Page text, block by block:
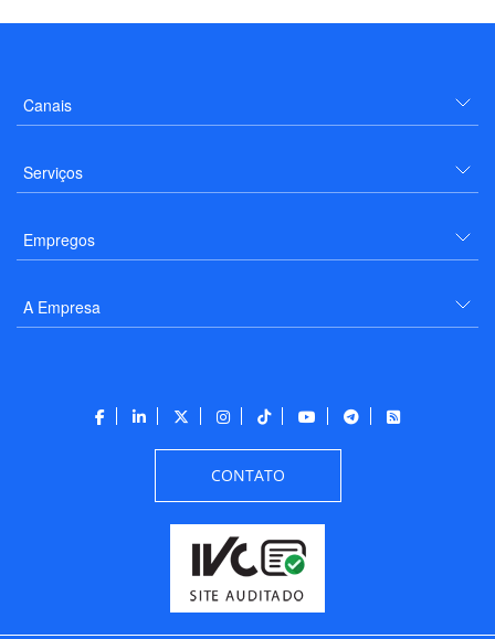
Canais
Serviços
Empregos
A Empresa
CONTATO